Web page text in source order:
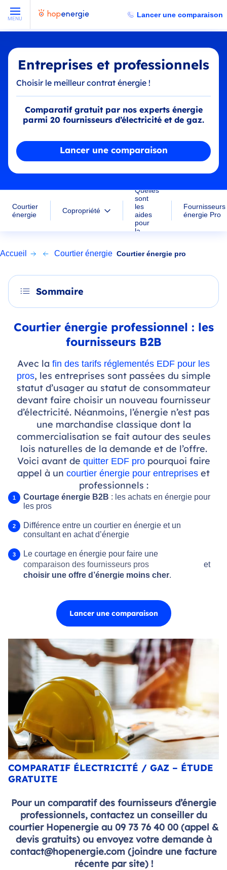
MENU Lancer une comparaison
Entreprises et professionnels
Choisir le meilleur contrat énergie !
Comparatif gratuit par nos experts énergie
parmi 20 fournisseurs d’électricité et de gaz.
Lancer une comparaison
Courtier
énergie
Copropriété
Quelles
sont
les
aides
pour
la...
Fournisseurs
énergie Pro
Accueil Courtier énergie Courtier énergie pro
Sommaire
Courtier énergie professionnel : les
fournisseurs B2B
Avec la fin des tarifs réglementés EDF pour les
pros, les entreprises sont passées du simple
statut d’usager au statut de consommateur
devant faire choisir un nouveau fournisseur
d’électricité. Néanmoins, l’énergie n’est pas
une marchandise classique dont la
commercialisation se fait autour des seules
lois naturelles de la demande et de l’offre.
Voici avant de quitter EDF propourquoi faire
appel à un courtier énergie pour entreprises et
professionnels :
Courtage énergie B2B : les achats en énergie pour
les pros
Différence entre un courtier en énergie et un
consultant en achat d’énergie
Le courtage en énergie pour faire une
comparaison des fournisseurs pros
et
choisir une offre d’énergie moins cher.
Lancer une comparaison
COMPARATIF ÉLECTRICITÉ / GAZ – ÉTUDE
GRATUITE
Pour un comparatif des fournisseurs d’énergie
professionnels, contactez un conseiller du
courtier Hopenergie au 09 73 76 40 00 (appel &
devis gratuits) ou envoyez votre demande à
contact@hopenergie.com (joindre une facture
récente par site) !